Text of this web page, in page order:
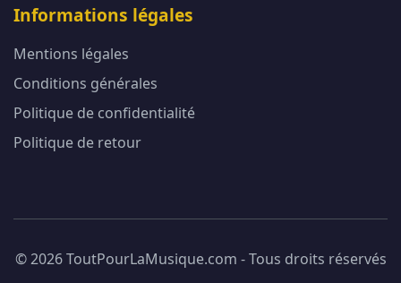
Informations légales
Mentions légales
Conditions générales
Politique de confidentialité
Politique de retour
© 2026 ToutPourLaMusique.com - Tous droits réservés